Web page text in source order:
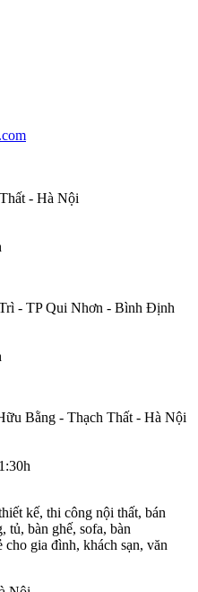
- Hà Nội
- TP Qui Nhơn - Bình Định
Bằng - Thạch Thất - Hà Nội
kế, thi công nội thất, bán
tủ, bàn ghế, sofa, bàn
gia đình, khách sạn, văn